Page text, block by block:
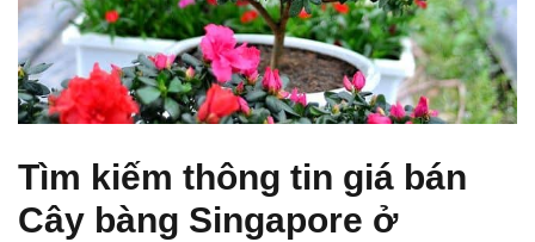
Tìm kiếm thông tin giá bán
Cây bàng Singapore ở